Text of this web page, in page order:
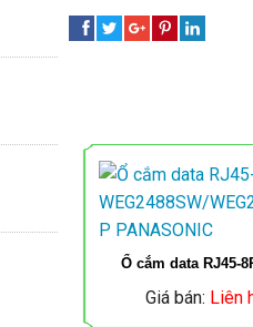
Ổ cắm data RJ45-
Giá bán: Liên